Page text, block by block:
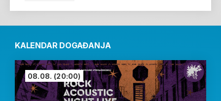
KALENDAR DOGAĐANJA
08.08. (20:00)